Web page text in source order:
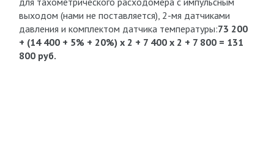
выходом (нами не поставляется), 2-мя датчиками
давления и комплектом датчика температуры:73 200
+ (14 400 + 5% + 20%) х 2 + 7 400 х 2 + 7 800 = 131
800 руб.